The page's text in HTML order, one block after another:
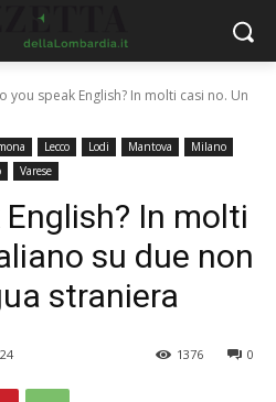
you speak English? In molti casi no. Un
Lecco Lodi Mantova
Milano
Varese
In molti
su due non
straniera
0
1376